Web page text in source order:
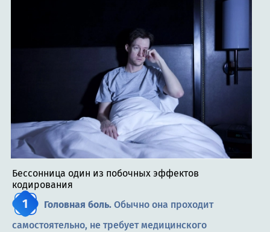
Бессонница один из побочных эффектов
кодирования
Головная боль. Обычно она проходит
самостоятельно, не требует медицинского